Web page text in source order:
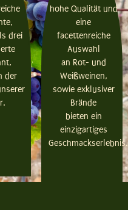
drei
der
hohe Qualität und
eine
facettenreiche
Auswahl
an Rot- und
Weißweinen,
sowie exklusiver
Brände
bieten ein
einzigartiges
Geschmackserlebnis.